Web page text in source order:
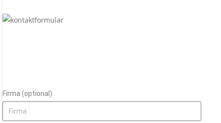
Firma (optional)